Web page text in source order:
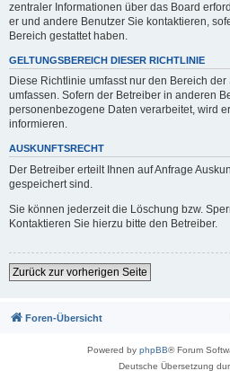
zentraler Informationen über das Board
er und andere Benutzer Sie kontaktieren,
Bereich gestattet haben.
GELTUNGSBEREICH DIESER RICHTLINIE
Diese Richtlinie umfasst nur den Bereich
umfassen. Sofern der Betreiber in anderen
personenbezogene Daten verarbeitet, wird
informieren.
AUSKUNFTSRECHT
Der Betreiber erteilt Ihnen auf Anfrage
gespeichert sind.
Sie können jederzeit die Löschung bzw.
Kontaktieren Sie hierzu bitte den Betreiber.
Zurück zur vorherigen Seite
Foren-Übersicht
Powered by phpBB® Forum
Deutsche Übersetzung